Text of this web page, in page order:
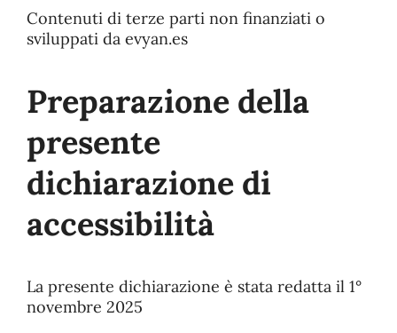
Contenuti di terze parti non finanziati o
sviluppati da evyan.es
Preparazione della
presente
dichiarazione di
accessibilità
La presente dichiarazione è stata redatta il 1°
novembre 2025